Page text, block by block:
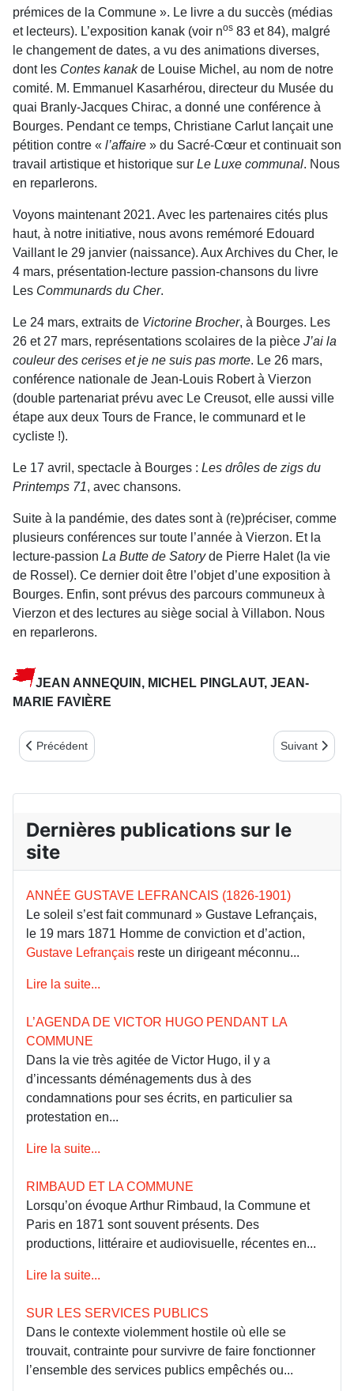
prémices de la Commune ». Le livre a du succès (médias
et lecteurs). L’exposition kanak (voir nos 83 et 84), malgré
le changement de dates, a vu des animations diverses,
dont les Contes kanakde Louise Michel, au nom de notre
comité. M. Emmanuel Kasarhérou, directeur du Musée du
quai Branly-Jacques Chirac, a donné une conférence à
Bourges. Pendant ce temps, Christiane Carlut lançait une
pétition contre « l’affaire » du Sacré-Cœur et continuait son
travail artistique et historique sur Le Luxe communal. Nous
en reparlerons.
Voyons maintenant 2021. Avec les partenaires cités plus
haut, à notre initiative, nous avons remémoré Edouard
Vaillant le 29 janvier (naissance). Aux Archives du Cher, le
4 mars, présentation-lecture passion-chansons du livre
Les Communards du Cher.
Le 24 mars, extraits de Victorine Brocher, à Bourges. Les
26 et 27 mars, représentations scolaires de la pièce J’ai la
couleur des cerises et je ne suis pas morte. Le 26 mars,
conférence nationale de Jean-Louis Robert à Vierzon
(double partenariat prévu avec Le Creusot, elle aussi ville
étape aux deux Tours de France, le communard et le
cycliste !).
Le 17 avril, spectacle à Bourges : Les drôles de zigs du
Printemps 71, avec chansons.
Suite à la pandémie, des dates sont à (re)préciser, comme
plusieurs conférences sur toute l’année à Vierzon. Et la
lecture-passion La Butte de Satoryde Pierre Halet (la vie
de Rossel). Ce dernier doit être l’objet d’une exposition à
Bourges. Enfin, sont prévus des parcours communeux à
Vierzon et des lectures au siège social à Villabon. Nous
en reparlerons.
JEAN ANNEQUIN, MICHEL PINGLAUT, JEAN-
MARIE FAVIÈRE
Article précédent : Un parcours communard virtuel dans le
Précédent Article suivant
Suivant
Dernières publications sur le
site
ANNÉE GUSTAVE LEFRANCAIS (1826-1901)
Le soleil s’est fait communard » Gustave Lefrançais,
le 19 mars 1871 Homme de conviction et d’action,
Gustave Lefrançais reste un dirigeant méconnu...
Lire la suite...
L’AGENDA DE VICTOR HUGO PENDANT LA
COMMUNE
Dans la vie très agitée de Victor Hugo, il y a
d’incessants déménagements dus à des
condamnations pour ses écrits, en particulier sa
protestation en...
Lire la suite...
RIMBAUD ET LA COMMUNE
Lorsqu’on évoque Arthur Rimbaud, la Commune et
Paris en 1871 sont souvent présents. Des
productions, littéraire et audiovisuelle, récentes en...
Lire la suite...
SUR LES SERVICES PUBLICS
Dans le contexte violemment hostile où elle se
trouvait, contrainte pour survivre de faire fonctionner
l’ensemble des services publics empêchés ou...